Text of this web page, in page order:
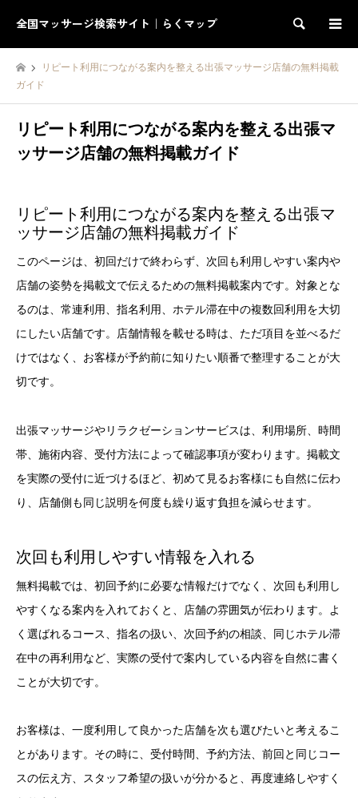
全国マッサージ検索サイト｜らくマップ 検索
リピート利用につながる案内を整える出張マッサージ店舗の無料掲載
ガイド
リピート利用につながる案内を整える出張マ
ッサージ店舗の無料掲載ガイド
リピート利用につながる案内を整える出張マ
ッサージ店舗の無料掲載ガイド
このページは、初回だけで終わらず、次回も利用しやすい案内や
店舗の姿勢を掲載文で伝えるための無料掲載案内です。対象とな
るのは、常連利用、指名利用、ホテル滞在中の複数回利用を大切
にしたい店舗です。店舗情報を載せる時は、ただ項目を並べるだ
けではなく、お客様が予約前に知りたい順番で整理することが大
切です。
出張マッサージやリラクゼーションサービスは、利用場所、時間
帯、施術内容、受付方法によって確認事項が変わります。掲載文
を実際の受付に近づけるほど、初めて見るお客様にも自然に伝わ
り、店舗側も同じ説明を何度も繰り返す負担を減らせます。
次回も利用しやすい情報を入れる
無料掲載では、初回予約に必要な情報だけでなく、次回も利用し
やすくなる案内を入れておくと、店舗の雰囲気が伝わります。よ
く選ばれるコース、指名の扱い、次回予約の相談、同じホテル滞
在中の再利用など、実際の受付で案内している内容を自然に書く
ことが大切です。
お客様は、一度利用して良かった店舗を次も選びたいと考えるこ
とがあります。その時に、受付時間、予約方法、前回と同じコー
スの伝え方、スタッフ希望の扱いが分かると、再度連絡しやすく